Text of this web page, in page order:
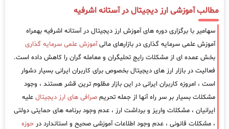
مطالب آموزشی ارز دیجیتال در آستانه اشرفیه
سهامیر با برگزاری دوره های آموزش ارز دیجیتال در آستانه اشرفیه بهمراه
آموزش علمی سرمایه گذاری در بازارهای مالیآموزش علمی سرمایه گذاری
بخش عمده ای از مشکلات رایج تحلیگران و معامله گران را کاهش داده است.
فعالیت در بازار ارز های دیجیتال بخصوص برای کاربران ایرانی بسیار دشوار
است ، امروزه کاربران ایرانی در این بازار مظلوم ترین قشر هستند ، وجود
مشکلات بسیار بر سر راه آنها از جمله تحریم صرافی های ارز دیجیتال علیه
ایرانیان ، مشکلات واریز و برداشت ارز ، عدم وجود برنامه های حمایتی دولتی
، مشکلات قانونی ، عدم وجود اطلاعات آموزشی صحیح و استاندارد در حوزه